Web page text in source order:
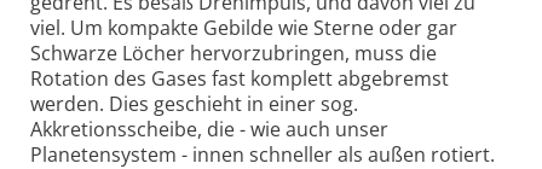
viel. Um kompakte Gebilde wie Sterne oder gar
Schwarze Löcher hervorzubringen, muss die
Rotation des Gases fast komplett abgebremst
werden. Dies geschieht in einer sog.
Akkretionsscheibe, die - wie auch unser
Planetensystem - innen schneller als außen rotiert.